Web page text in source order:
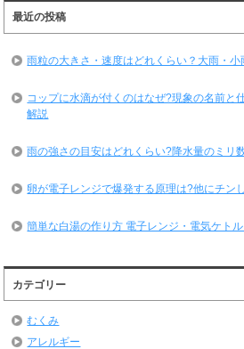
最近の投稿
雨粒の大きさ・速度はどれくらい？大雨・小
コップに水滴が付くのはなぜ?現象の名前と
解説
雨の強さの目安はどれくらい?降水量のミリ
卵が電子レンジで爆発する原理は?他にチン
簡単な白湯の作り方 電子レンジ・電気ケト
カテゴリー
むくみ
アレルギー